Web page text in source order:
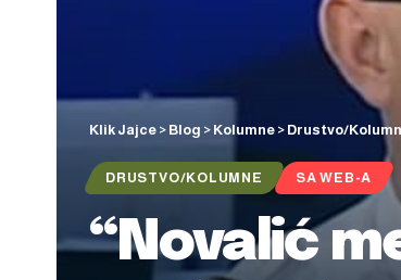
Klik Jajce > Blog > Kolumne > Drustvo/
DRUSTVO/KOLUMNE SA WEB-A
“Novalić